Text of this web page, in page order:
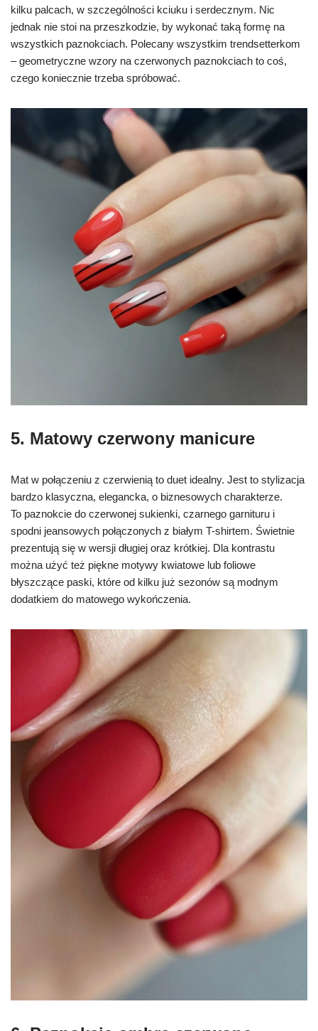
kilku palcach, w szczególności kciuku i serdecznym. Nic
jednak nie stoi na przeszkodzie, by wykonać taką formę na
wszystkich paznokciach. Polecany wszystkim trendsetterkom
– geometryczne wzory na czerwonych paznokciach to coś,
czego koniecznie trzeba spróbować.
5. Matowy czerwony manicure
Mat w połączeniu z czerwienią to duet idealny. Jest to stylizacja
bardzo klasyczna, elegancka, o biznesowych charakterze.
To paznokcie do czerwonej sukienki, czarnego garnituru i
spodni jeansowych połączonych z białym T-shirtem. Świetnie
prezentują się w wersji długiej oraz krótkiej. Dla kontrastu
można użyć też piękne motywy kwiatowe lub foliowe
błyszczące paski, które od kilku już sezonów są modnym
dodatkiem do matowego wykończenia.